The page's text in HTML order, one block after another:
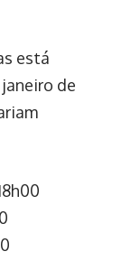
está
de